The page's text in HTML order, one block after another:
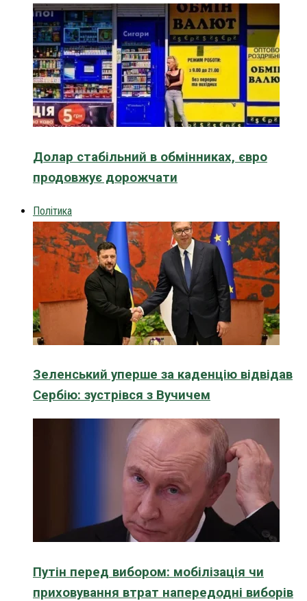
Долар стабільний в обмінниках, євро
продовжує дорожчати
Політика
Зеленський уперше за каденцію відвідав
Сербію: зустрівся з Вучичем
Путін перед вибором: мобілізація чи
приховування втрат напередодні виборів